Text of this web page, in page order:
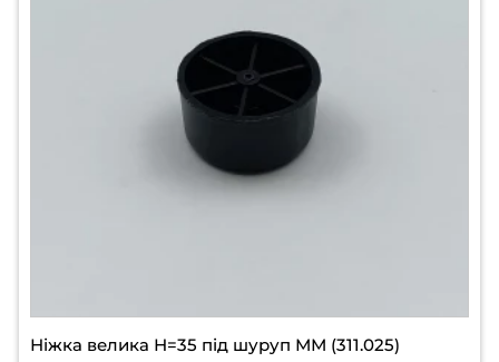
Ніжка велика Н=35 під шуруп ММ (311.025)